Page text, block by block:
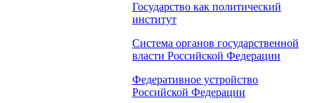
Государство как политический
институт
Система органов государственной
власти Российской Федерации
Федеративное устройство
Российской Федерации